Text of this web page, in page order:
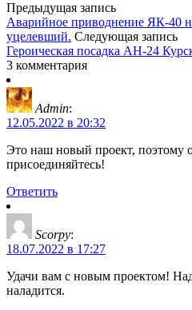
Предыдущая запись
Аварийное приводнение ЯК-40
уцелевший. Следующая запись
Героическая посадка АН-24
3 комментария
Admin:
12.05.2022 в 20:32
Это наш новый проект, поэтому
присоединяйтесь!
Ответить
Scorpy:
18.07.2022 в 17:27
Удачи вам с новым проектом!
наладится.